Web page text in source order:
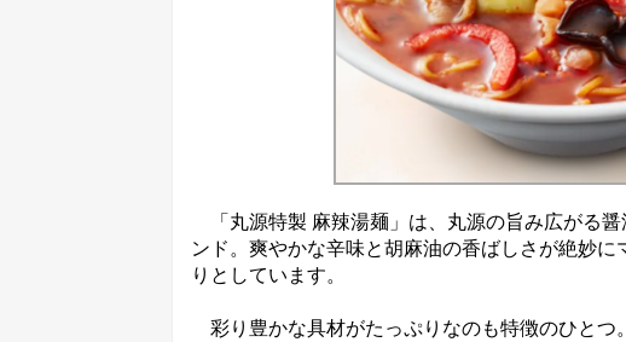
「丸源特製 麻辣湯麺」は、丸源の旨み広がる
ンド。爽やかな辛味と胡麻油の香ばしさが絶妙
りとしています。
彩り豊かな具材がたっぷりなのも特徴のひとつ